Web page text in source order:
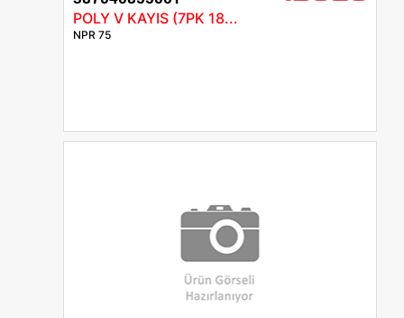
POLY V KAYIS (7PK 18...
NPR 75